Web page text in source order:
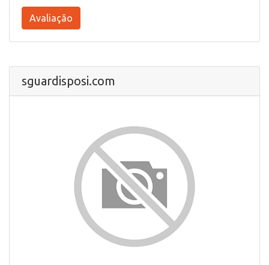
Avaliação
sguardisposi.com